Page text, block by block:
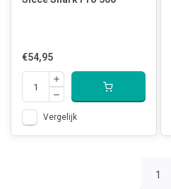
€54,95
Vergelijk
1